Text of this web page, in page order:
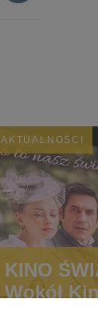
AKTUALNOŚCI
KINO
Wokół